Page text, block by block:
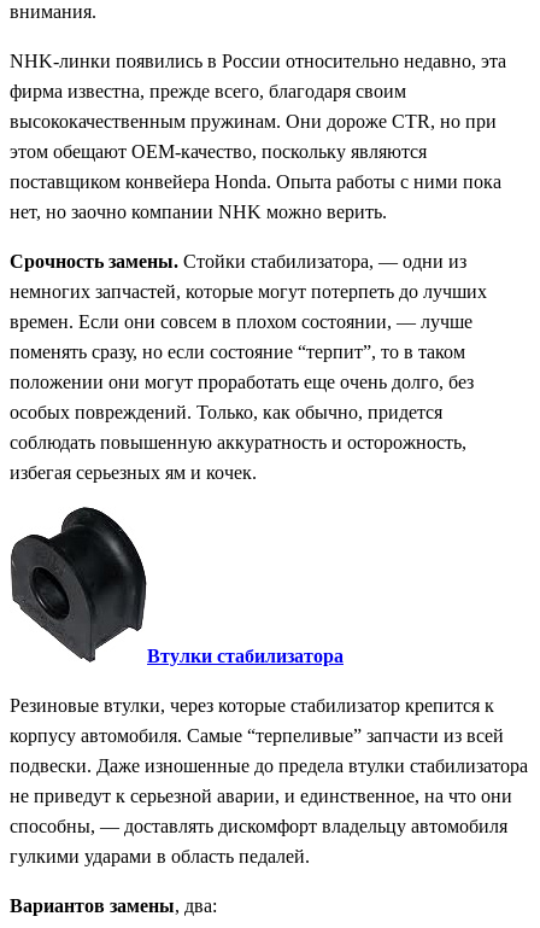
внимания.
NHK-линки появились в России относительно недавно, эта
фирма известна, прежде всего, благодаря своим
высококачественным пружинам. Они дороже CTR, но при
этом обещают OEM-качество, поскольку являются
поставщиком конвейера Honda. Опыта работы с ними пока
нет, но заочно компании NHK можно верить.
Срочность замены. Стойки стабилизатора, — одни из
немногих запчастей, которые могут потерпеть до лучших
времен. Если они совсем в плохом состоянии, — лучше
поменять сразу, но если состояние “терпит”, то в таком
положении они могут проработать еще очень долго, без
особых повреждений. Только, как обычно, придется
соблюдать повышенную аккуратность и осторожность,
избегая серьезных ям и кочек.
Втулки стабилизатора
Резиновые втулки, через которые стабилизатор крепится к
корпусу автомобиля. Самые “терпеливые” запчасти из всей
подвески. Даже изношенные до предела втулки стабилизатора
не приведут к серьезной аварии, и единственное, на что они
способны, — доставлять дискомфорт владельцу автомобиля
гулкими ударами в область педалей.
Вариантов замены, два: